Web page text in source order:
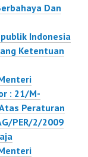
Dan
Indonesia
Ketentuan
: 21/M-
Peraturan
PER/2/2009